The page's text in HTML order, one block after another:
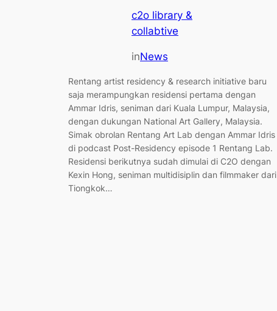
c2o library &
collabtive
inNews
Rentang artist residency & research initiative baru
saja merampungkan residensi pertama dengan
Ammar Idris, seniman dari Kuala Lumpur, Malaysia,
dengan dukungan National Art Gallery, Malaysia.
Simak obrolan Rentang Art Lab dengan Ammar Idris
di podcast Post-Residency episode 1 Rentang Lab.
Residensi berikutnya sudah dimulai di C2O dengan
Kexin Hong, seniman multidisiplin dan filmmaker dari
Tiongkok…